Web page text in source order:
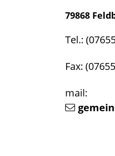
79868
Tel.:
Fax:
mail: